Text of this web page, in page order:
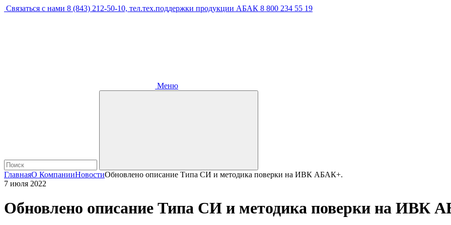
Связаться с нами 8 (843) 212-50-10, тел.тех.поддержки продукции АБАК 8 800 234 55 19
Меню
ГлавнаяО КомпанииНовостиОбновлено описание Типа СИ и методика поверки на ИВК АБАК+.
7 июля 2022
Обновлено описание Типа СИ и методика поверки на ИВК